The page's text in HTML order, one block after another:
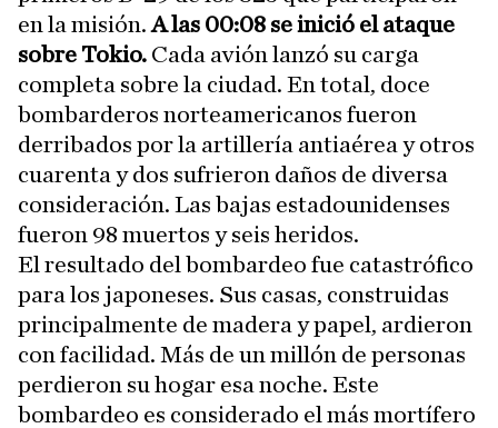
en la misión.A las 00:08 se inició el ataque
sobre Tokio. Cada avión lanzó su carga
completa sobre la ciudad. En total, doce
bombarderos norteamericanos fueron
derribados por la artillería antiaérea y otros
cuarenta y dos sufrieron daños de diversa
consideración. Las bajas estadounidenses
fueron 98 muertos y seis heridos.
El resultado del bombardeo fue catastrófico
para los japoneses. Sus casas, construidas
principalmente de madera y papel, ardieron
con facilidad. Más de un millón de personas
perdieron su hogar esa noche. Este
bombardeo es considerado el más mortífero